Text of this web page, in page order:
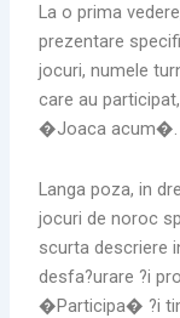
La o prima
prezentare
jocuri, numele
care au
�Joaca acum�.
Langa poza, in
jocuri de noroc
scurta descriere
desfa?urare ?i
�Participa� ?i